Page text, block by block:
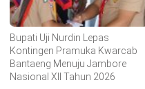
Bupati Uji Nurdin Lepas
Kontingen Pramuka Kwarcab
Bantaeng Menuju Jambore
Nasional XII Tahun 2026